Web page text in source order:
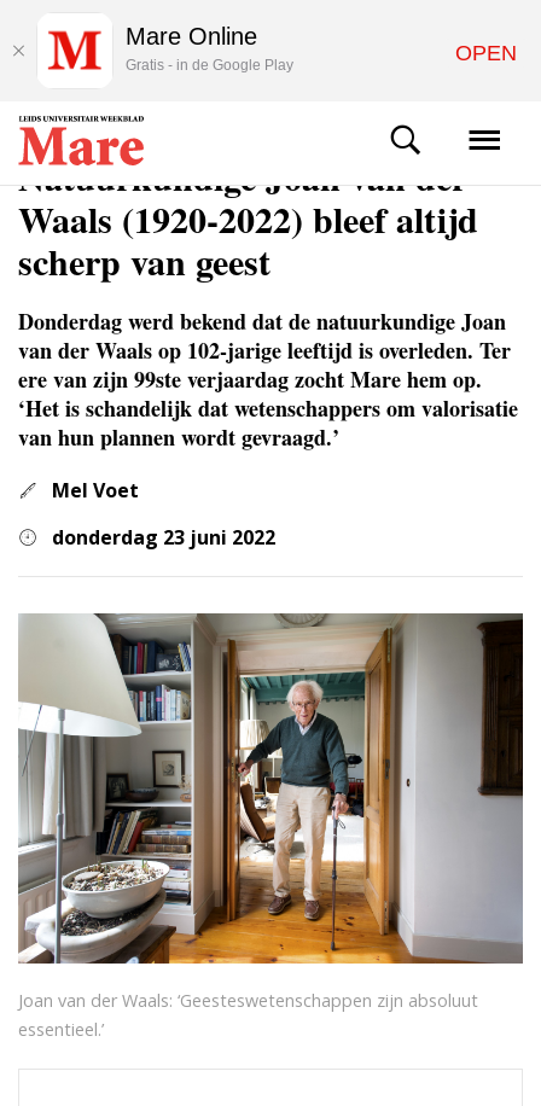
WETENSCHAP
Natuurkundige Joan van der
Waals (1920-2022) bleef altijd
scherp van geest
Donderdag werd bekend dat de natuurkundige Joan
van der Waals op 102-jarige leeftijd is overleden. Ter
ere van zijn 99ste verjaardag zocht Mare hem op.
‘Het is schandelijk dat wetenschappers om valorisatie
van hun plannen wordt gevraagd.’
Mel Voet
donderdag 23 juni 2022
Joan van der Waals: ‘Geesteswetenschappen zijn absoluut
essentieel.’
Mare Online
Gratis - in de Google Play OPEN